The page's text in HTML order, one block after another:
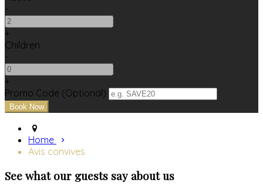
-
+
Children
-
+
Promo Code (Optional)
Home
Avis convives
See what our guests say about us